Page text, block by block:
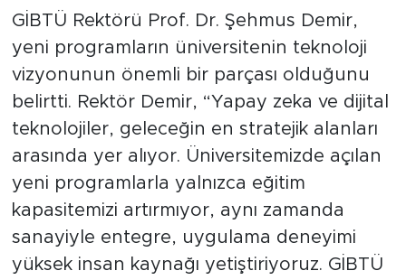
GİBTÜ Rektörü Prof. Dr. Şehmus Demir,
yeni programların üniversitenin teknoloji
vizyonunun önemli bir parçası olduğunu
belirtti. Rektör Demir, “Yapay zeka ve dijital
teknolojiler, geleceğin en stratejik alanları
arasında yer alıyor. Üniversitemizde açılan
yeni programlarla yalnızca eğitim
kapasitemizi artırmıyor, aynı zamanda
sanayiyle entegre, uygulama deneyimi
yüksek insan kaynağı yetiştiriyoruz. GİBTÜ